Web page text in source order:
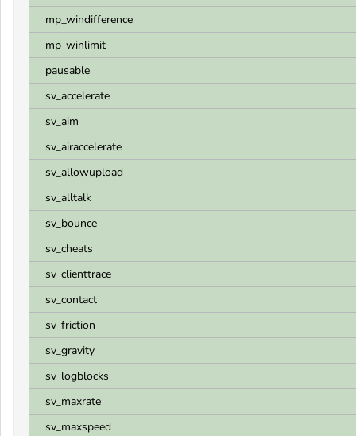
mp_windifference
mp_winlimit
pausable
sv_accelerate
sv_aim
sv_airaccelerate
sv_allowupload
sv_alltalk
sv_bounce
sv_cheats
sv_clienttrace
sv_contact
sv_friction
sv_gravity
sv_logblocks
sv_maxrate
sv_maxspeed